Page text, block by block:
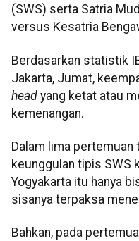
(SWS) serta Satria
versus Kesatria
Berdasarkan statistik
Jakarta, Jumat,
head yang ketat atau
kemenangan.
Dalam lima pertemuan
keunggulan tipis SWS
Yogyakarta itu hanya
sisanya terpaksa
Bahkan, pada